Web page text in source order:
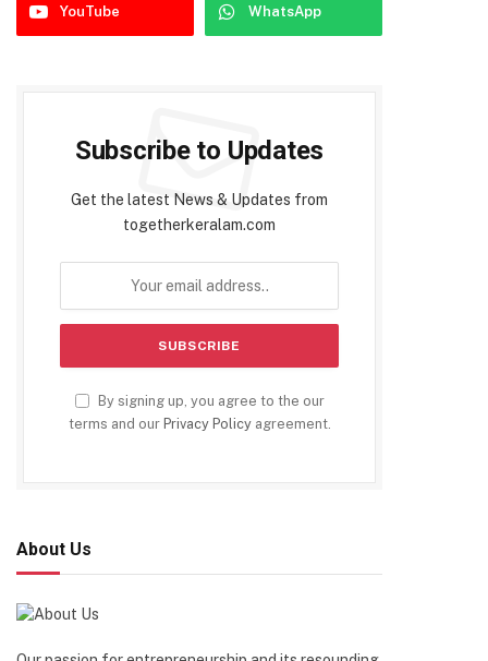
YouTube WhatsApp
Subscribe to Updates
Get the latest News & Updates from
togetherkeralam.com
By signing up, you agree to the our
terms and our Privacy Policyagreement.
About Us